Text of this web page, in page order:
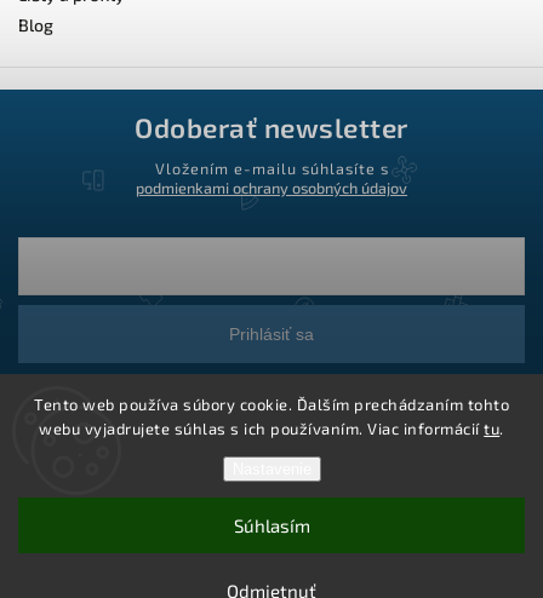
Tento web používa súbory cookie. Ďalším prechádzaním tohto
webu vyjadrujete súhlas s ich používaním. Viac informáciítu.
Odmietnuť
Súhlasím
Blog
Odoberať newsletter
Vložením e-mailu súhlasíte s
podmienkami ochrany osobných údajov
Prihlásiť sa
Vytvoril Shoptet